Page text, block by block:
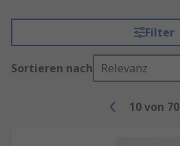
Filter
Sortieren nach Relevanz
10 von 70